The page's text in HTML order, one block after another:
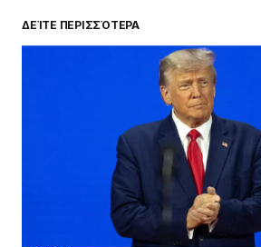
ΔΕΊΤΕ ΠΕΡΙΣΣΌΤΕΡΑ